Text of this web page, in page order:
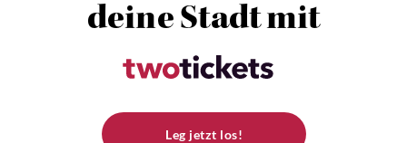
deine Stadt mit
Leg jetzt los!